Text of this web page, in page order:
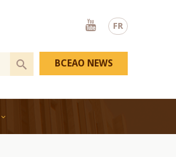
FR
Youtube
BCEAO NEWS